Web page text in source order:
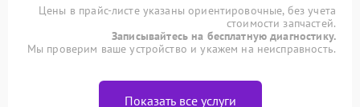
Цены в прайс-листе указаны ориентировочные, без учета
стоимости запчастей.
Записывайтесь на бесплатную диагностику.
Мы проверим ваше устройство и укажем на неисправность.
Показать все услуги